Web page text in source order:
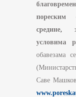
пореским
средине,
условима
обавезама
Саве